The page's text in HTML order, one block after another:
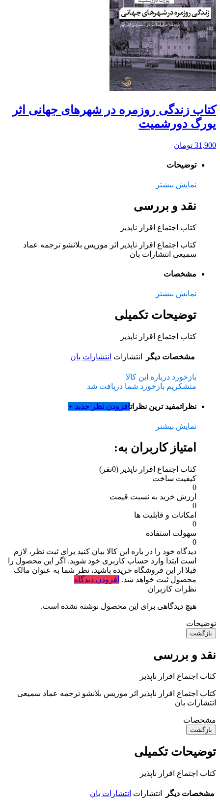
کتاب زندگی روزمره در شهرهای جهانی اثر
یورگ دورشمیت
31,900 تومان
توضیحات
نمایش بیشتر
نقد و بررسی
کتاب اجتماع اقرار ناپذیر
کتاب اجتماع اقرار ناپذیر اثر موریس بلانشو ترجمه عماد
سمیعی انتشارات بان
مشخصات
نمایش بیشتر
توضیحات تکمیلی
کتاب اجتماع اقرار ناپذیر
مشخصات دیگر انتشارات انتشارات بان
بازخورد درباره این کالا
متشکریم بازخورد شما دریافت شد
نظراتمفید ترین نظراتافزودن نظر جدید +
نمایش بیشتر
امتیاز کاربران به:
کتاب اجتماع اقرار ناپذیر (0نفر)
کیفیت ساخت
0
ارزش خرید به نسبت قیمت
0
امکانات و قابلیت ها
0
سهولت استفاده
0
دیدگاه خود را در باره این کالا بیان کنید برای ثبت نظر، لازم
است ابتدا وارد حساب کاربری خود شوید. اگر این محصول را
قبلا از این فروشگاه خریده باشید، نظر شما به عنوان مالک
محصول ثبت خواهد شد. افزودن دیدگاه
نظرات کاربران
هیچ دیدگاهی برای این محصول نوشته نشده است.
توضیحات
بازگشت
نقد و بررسی
کتاب اجتماع اقرار ناپذیر
کتاب اجتماع اقرار ناپذیر اثر موریس بلانشو ترجمه عماد سمیعی
انتشارات بان
مشخصات
بازگشت
توضیحات تکمیلی
کتاب اجتماع اقرار ناپذیر
مشخصات دیگر انتشارات انتشارات بان